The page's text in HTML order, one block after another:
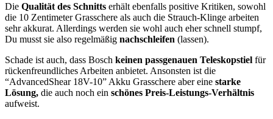
Die Qualität des Schnitts erhält ebenfalls positive Kritiken, sowohl
die 10 Zentimeter Grasschere als auch die Strauch-Klinge arbeiten
sehr akkurat. Allerdings werden sie wohl auch eher schnell stumpf,
Du musst sie also regelmäßig nachschleifen (lassen).
Schade ist auch, dass Bosch keinen passgenauen Teleskopstiel für
rückenfreundliches Arbeiten anbietet. Ansonsten ist die
“AdvancedShear 18V-10” Akku Grasschere aber eine starke
Lösung, die auch noch ein schönes Preis-Leistungs-Verhältnis
aufweist.